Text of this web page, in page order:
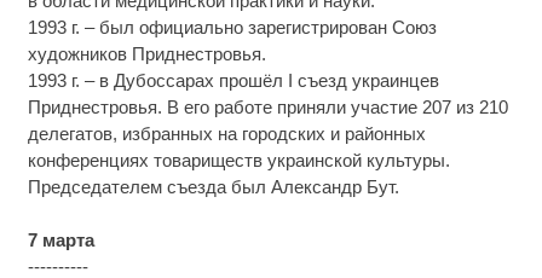
1993 г. – был официально зарегистрирован Союз
художников Приднестровья.
1993 г. – в Дубоссарах прошёл I съезд украинцев
Приднестровья. В его работе приняли участие 207 из 210
делегатов, избранных на городских и районных
конференциях товариществ украинской культуры.
Председателем съезда был Александр Бут.
7 марта
----------